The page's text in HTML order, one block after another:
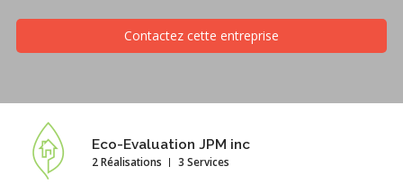
Contactez cette entreprise
Eco-Evaluation JPM inc
2 Réalisations 3 Services